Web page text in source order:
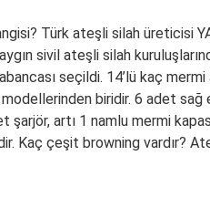
Türk ateşli silah üreticisi
sivil ateşli silah
seçildi. 14’lü kaç
modellerinden biridir. 6 adet
şarjör, artı 1 namlu mermi
Kaç çeşit browning vardır?